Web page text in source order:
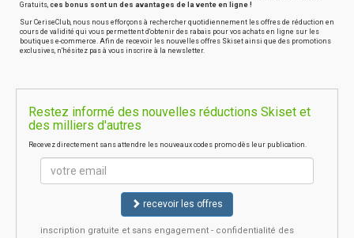
Gratuits, ces bonus sont un des avantages de la vente en ligne !
Sur CeriseClub, nous nous efforçons à rechercher quotidiennement les offres de réduction en
cours de validité qui vous permettent d'obtenir des rabais pour vos achats en ligne sur les
boutiques e-commerce. Afin de recevoir les nouvelles offres Skiset ainsi que des promotions
exclusives, n'hésitez pas à vous inscrire à la newsletter.
Restez informé des nouvelles réductions Skiset et
des milliers d'autres
Recevez directement sans attendre les nouveaux codes promo dès leur publication.
recevoir les offres
inscription gratuite et sans engagement - confidentialité des